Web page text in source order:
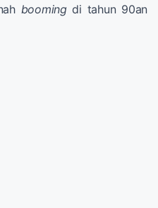
boomingdi tahun 90an